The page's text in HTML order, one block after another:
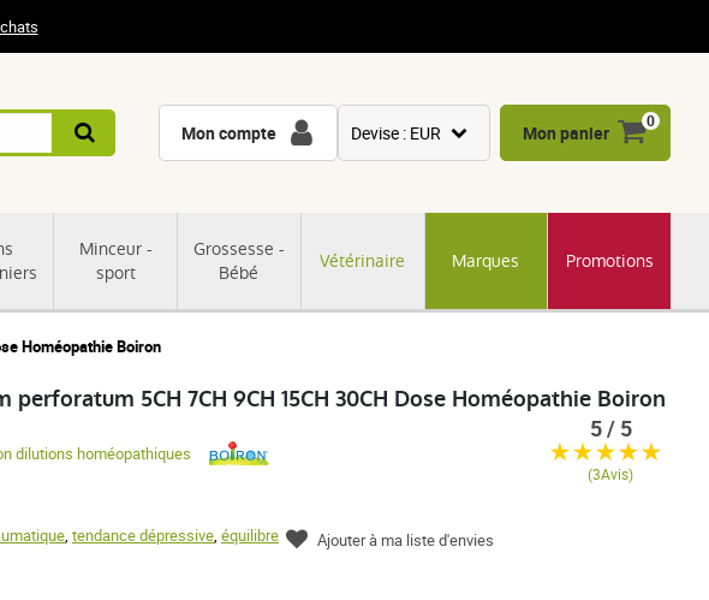
Minceur -
sport
Grossesse -
Bébé
Vétérinaire Marques Promotions
Mon compte Devise : EUR
CNY
Mon panier
0
Homéopathie Boiron
perforatum 5CH 7CH 9CH 15CH 30CH Dose Homéopathie Boiron
dilutions homéopathiques
, tendance dépressive, équilibre
5 / 5
(3Avis)
Ajouter à ma liste d'envies